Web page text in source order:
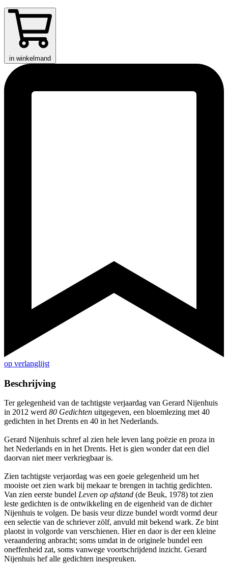
in winkelmand
op verlanglijst
Beschrijving
Ter gelegenheid van de tachtigste verjaardag van Gerard Nijenhuis
in 2012 werd 80 Gedichten uitgegeven, een bloemlezing met 40
gedichten in het Drents en 40 in het Nederlands.
Gerard Nijenhuis schref al zien hele leven lang poëzie en proza in
het Nederlands en in het Drents. Het is gien wonder dat een diel
daorvan niet meer verkriegbaar is.
Zien tachtigste verjaordag was een goeie gelegenheid um het
mooiste oet zien wark bij mekaar te brengen in tachtig gedichten.
Van zien eerste bundel Leven op afstand (de Beuk, 1978) tot zien
leste gedichten is de ontwikkeling en de eigenheid van de dichter
Nijenhuis te volgen. De basis veur dizze bundel wordt vormd deur
een selectie van de schriever zölf, anvuld mit bekend wark. Ze bint
plaotst in volgorde van verschienen. Hier en daor is der een kleine
veraandering anbracht; soms umdat in de originele bundel een
oneffenheid zat, soms vanwege voortschrijdend inzicht. Gerard
Nijenhuis hef alle gedichten inespreuken.